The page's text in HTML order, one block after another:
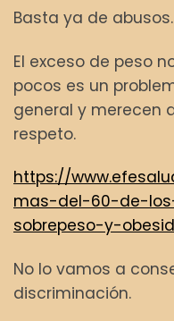
Basta ya de abusos.
El exceso de peso
pocos es un
general y merecen
respeto.
https://
mas-del-60-de-
sobrepeso-y-
No lo vamos a
discriminación.